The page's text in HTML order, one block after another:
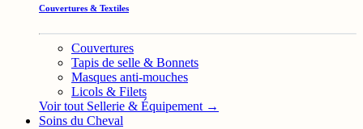
Couvertures & Textiles
Couvertures
Tapis de selle & Bonnets
Masques anti-mouches
Licols & Filets
Voir tout Sellerie & Équipement →
Soins du Cheval